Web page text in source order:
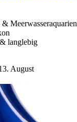
Meerwasseraquarien
langlebig
August